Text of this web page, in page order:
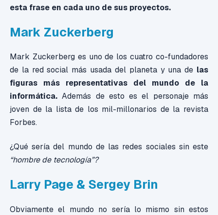
esta frase en cada uno de sus proyectos.
Mark Zuckerberg
Mark Zuckerberg es uno de los cuatro co-fundadores
de la red social más usada del planeta y una de las
figuras más representativas del mundo de la
informática. Además de esto es el personaje más
joven de la lista de los mil-millonarios de la revista
Forbes.
¿Qué sería del mundo de las redes sociales sin este
“hombre de tecnología”?
Larry Page & Sergey Brin
Obviamente el mundo no sería lo mismo sin estos